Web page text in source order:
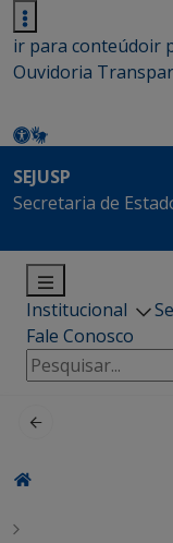
ir para conteúdoir
Ouvidoria
SEJUSP
Secretaria de
Institucional
Fale Conosco
Pesquisar
por: